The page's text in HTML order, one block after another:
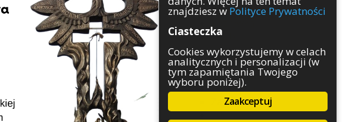
Rolnictwo
Służby
Sport
Środowisko
Szkolnictwo
Wydarzenia
Zapowiedzi
Zdrowie
znajdziesz w Polityce Prywatności
Ciasteczka
Cookies wykorzystujemy w celach
analitycznych i personalizacji (w
tym zapamiętania Twojego
wyboru poniżej).
Zaakceptuj